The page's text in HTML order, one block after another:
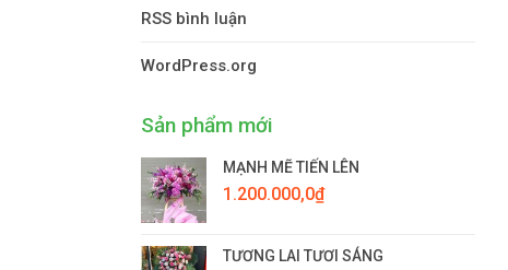
RSS bình luận
WordPress.org
Sản phẩm mới
MẠNH MẼ TIẾN LÊN
1.200.000,0₫
TƯƠNG LAI TƯƠI SÁNG